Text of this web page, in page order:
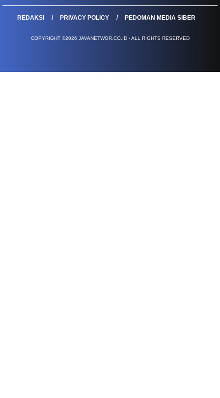
REDAKSI PRIVACY POLICY PEDOMAN MEDIA SIBER
COPYRIGHT ©2026 JAVANETWOR.CO.ID - ALL RIGHTS RESERVED